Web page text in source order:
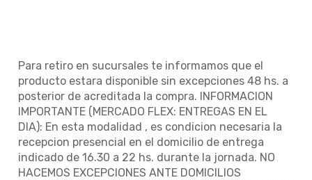
Para retiro en sucursales te informamos que el
producto estara disponible sin excepciones 48 hs. a
posterior de acreditada la compra. INFORMACION
IMPORTANTE (MERCADO FLEX: ENTREGAS EN EL
DIA): En esta modalidad , es condicion necesaria la
recepcion presencial en el domicilio de entrega
indicado de 16.30 a 22 hs. durante la jornada. NO
HACEMOS EXCEPCIONES ANTE DOMICILIOS